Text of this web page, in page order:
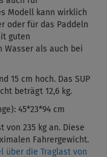
Modell kann wirklich
oder für das Paddeln
guten
Wasser als auch bei
15 cm hoch. Das SUP
beträgt 12,6 kg.
45*23*94 cm
von 235 kg an. Diese
Fahrergewicht.
über die Traglast von